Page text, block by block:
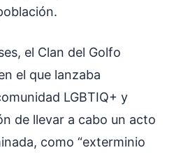
el Clan del Golfo
el que lanzaba
LGBTIQ+ y
de llevar a cabo un acto
como “exterminio